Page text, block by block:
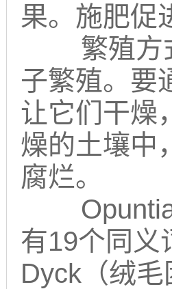
果。施肥促
繁殖方
子繁殖。要
让它们干燥
燥的土壤中
腐烂。
有19个同义
Dyck（绒